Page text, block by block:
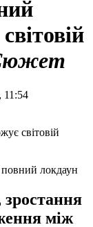
11:54
локдаун
зростання
між